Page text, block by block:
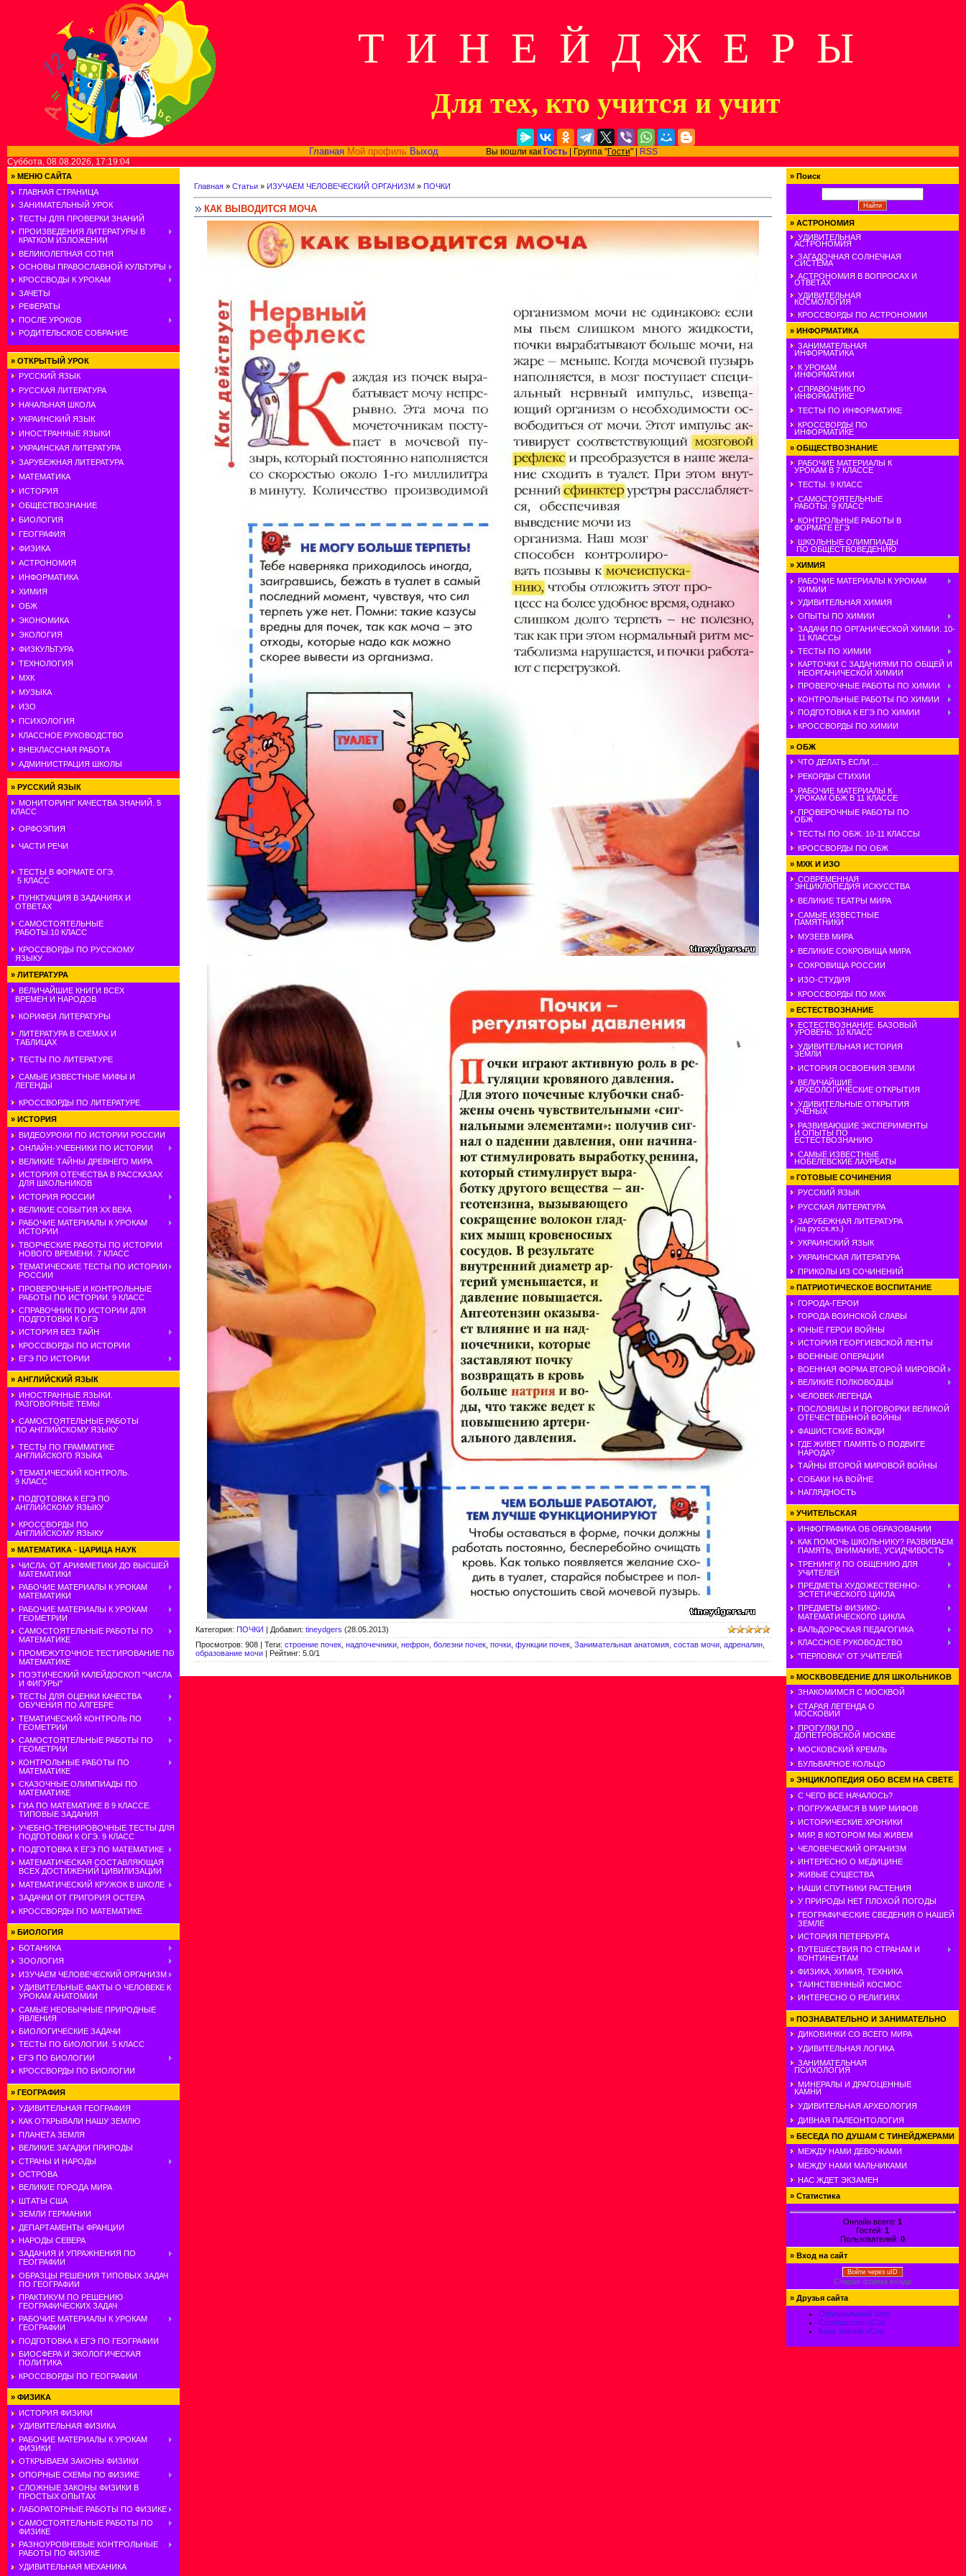
Т И Н Е Й Д Ж Е Р Ы
Для тех, кто учится и учит
Главная Мой профиль ВыходВы вошли как Гость| Группа "Гости" |
RSS
Суббота, 08.08.2026, 17:19:04
» МЕНЮ САЙТА
ГЛАВНАЯ СТРАНИЦА
ЗАНИМАТЕЛЬНЫЙ УРОК
ТЕСТЫ ДЛЯ ПРОВЕРКИ ЗНАНИЙ
ПРОИЗВЕДЕНИЯ ЛИТЕРАТУРЫ В
КРАТКОМ ИЗЛОЖЕНИИ
ВЕЛИКОЛЕПНАЯ СОТНЯ
ОСНОВЫ ПРАВОСЛАВНОЙ КУЛЬТУРЫ
КРОССВОДЫ К УРОКАМ
ЗАЧЕТЫ
РЕФЕРАТЫ
ПОСЛЕ УРОКОВ
РОДИТЕЛЬСКОЕ СОБРАНИЕ
» ОТКРЫТЫЙ УРОК
РУССКИЙ ЯЗЫК
РУССКАЯ ЛИТЕРАТУРА
НАЧАЛЬНАЯ ШКОЛА
УКРАИНСКИЙ ЯЗЫК
ИНОСТРАННЫЕ ЯЗЫКИ
УКРАИНСКАЯ ЛИТЕРАТУРА
ЗАРУБЕЖНАЯ ЛИТЕРАТУРА
МАТЕМАТИКА
ИСТОРИЯ
ОБЩЕСТВОЗНАНИЕ
БИОЛОГИЯ
ГЕОГРАФИЯ
ФИЗИКА
АСТРОНОМИЯ
ИНФОРМАТИКА
ХИМИЯ
ОБЖ
ЭКОНОМИКА
ЭКОЛОГИЯ
ФИЗКУЛЬТУРА
ТЕХНОЛОГИЯ
МХК
МУЗЫКА
ИЗО
ПСИХОЛОГИЯ
КЛАССНОЕ РУКОВОДСТВО
ВНЕКЛАССНАЯ РАБОТА
АДМИНИСТРАЦИЯ ШКОЛЫ
» РУССКИЙ ЯЗЫК
МОНИТОРИНГ КАЧЕСТВА ЗНАНИЙ. 5
КЛАСС
ОРФОЭПИЯ
ЧАСТИ РЕЧИ
ТЕСТЫ В ФОРМАТЕ ОГЭ.
5 КЛАСС
ПУНКТУАЦИЯ В ЗАДАНИЯХ И
ОТВЕТАХ
САМОСТОЯТЕЛЬНЫЕ
РАБОТЫ.10 КЛАСС
КРОССВОРДЫ ПО РУССКОМУ
ЯЗЫКУ
» ЛИТЕРАТУРА
ВЕЛИЧАЙШИЕ КНИГИ ВСЕХ
ВРЕМЕН И НАРОДОВ
КОРИФЕИ ЛИТЕРАТУРЫ
ЛИТЕРАТУРА В СХЕМАХ И
ТАБЛИЦАХ
ТЕСТЫ ПО ЛИТЕРАТУРЕ
САМЫЕ ИЗВЕСТНЫЕ МИФЫ И
ЛЕГЕНДЫ
КРОССВОРДЫ ПО ЛИТЕРАТУРЕ
» ИСТОРИЯ
ВИДЕОУРОКИ ПО ИСТОРИИ РОССИИ
ОНЛАЙН-УЧЕБНИКИ ПО ИСТОРИИ
ВЕЛИКИЕ ТАЙНЫ ДРЕВНЕГО МИРА
ИСТОРИЯ ОТЕЧЕСТВА В РАССКАЗАХ
ДЛЯ ШКОЛЬНИКОВ
ИСТОРИЯ РОССИИ
ВЕЛИКИЕ СОБЫТИЯ ХХ ВЕКА
РАБОЧИЕ МАТЕРИАЛЫ К УРОКАМ
ИСТОРИИ
ТВОРЧЕСКИЕ РАБОТЫ ПО ИСТОРИИ
НОВОГО ВРЕМЕНИ. 7 КЛАСС
ТЕМАТИЧЕСКИЕ ТЕСТЫ ПО ИСТОРИИ
РОССИИ
ПРОВЕРОЧНЫЕ И КОНТРОЛЬНЫЕ
РАБОТЫ ПО ИСТОРИИ. 9 КЛАСС
СПРАВОЧНИК ПО ИСТОРИИ ДЛЯ
ПОДГОТОВКИ К ОГЭ
ИСТОРИЯ БЕЗ ТАЙН
КРОССВОРДЫ ПО ИСТОРИИ
ЕГЭ ПО ИСТОРИИ
» АНГЛИЙСКИЙ ЯЗЫК
ИНОСТРАННЫЕ ЯЗЫКИ.
РАЗГОВОРНЫЕ ТЕМЫ
САМОСТОЯТЕЛЬНЫЕ РАБОТЫ
ПО АНГЛИЙСКОМУ ЯЗЫКУ
ТЕСТЫ ПО ГРАММАТИКЕ
АНГЛИЙСКОГО ЯЗЫКА
ТЕМАТИЧЕСКИЙ КОНТРОЛЬ.
9 КЛАСС
ПОДГОТОВКА К ЕГЭ ПО
АНГЛИЙСКОМУ ЯЗЫКУ
КРОССВОРДЫ ПО
АНГЛИЙСКОМУ ЯЗЫКУ
» МАТЕМАТИКА - ЦАРИЦА НАУК
ЧИСЛА: ОТ АРИФМЕТИКИ ДО ВЫСШЕЙ
МАТЕМАТИКИ
РАБОЧИЕ МАТЕРИАЛЫ К УРОКАМ
МАТЕМАТИКИ
РАБОЧИЕ МАТЕРИАЛЫ К УРОКАМ
ГЕОМЕТРИИ
САМОСТОЯТЕЛЬНЫЕ РАБОТЫ ПО
МАТЕМАТИКЕ
ПРОМЕЖУТОЧНОЕ ТЕСТИРОВАНИЕ ПО
МАТЕМАТИКЕ
ПОЭТИЧЕСКИЙ КАЛЕЙДОСКОП "ЧИСЛА
И ФИГУРЫ"
ТЕСТЫ ДЛЯ ОЦЕНКИ КАЧЕСТВА
ОБУЧЕНИЯ ПО АЛГЕБРЕ
ТЕМАТИЧЕСКИЙ КОНТРОЛЬ ПО
ГЕОМЕТРИИ
САМОСТОЯТЕЛЬНЫЕ РАБОТЫ ПО
ГЕОМЕТРИИ
КОНТРОЛЬНЫЕ РАБОТЫ ПО
МАТЕМАТИКЕ
СКАЗОЧНЫЕ ОЛИМПИАДЫ ПО
МАТЕМАТИКЕ
ГИА ПО МАТЕМАТИКЕ В 9 КЛАССЕ.
ТИПОВЫЕ ЗАДАНИЯ
УЧЕБНО-ТРЕНИРОВОЧНЫЕ ТЕСТЫ ДЛЯ
ПОДГОТОВКИ К ОГЭ. 9 КЛАСС
ПОДГОТОВКА К ЕГЭ ПО МАТЕМАТИКЕ
МАТЕМАТИЧЕСКАЯ СОСТАВЛЯЮЩАЯ
ВСЕХ ДОСТИЖЕНИЙ ЦИВИЛИЗАЦИИ
МАТЕМАТИЧЕСКИЙ КРУЖОК В ШКОЛЕ
ЗАДАЧКИ ОТ ГРИГОРИЯ ОСТЕРА
КРОССВОРДЫ ПО МАТЕМАТИКЕ
» БИОЛОГИЯ
БОТАНИКА
ЗООЛОГИЯ
ИЗУЧАЕМ ЧЕЛОВЕЧЕСКИЙ ОРГАНИЗМ
УДИВИТЕЛЬНЫЕ ФАКТЫ О ЧЕЛОВЕКЕ К
УРОКАМ АНАТОМИИ
САМЫЕ НЕОБЫЧНЫЕ ПРИРОДНЫЕ
ЯВЛЕНИЯ
БИОЛОГИЧЕСКИЕ ЗАДАЧИ
ТЕСТЫ ПО БИОЛОГИИ. 5 КЛАСС
ЕГЭ ПО БИОЛОГИИ
КРОССВОРДЫ ПО БИОЛОГИИ
» ГЕОГРАФИЯ
УДИВИТЕЛЬНАЯ ГЕОГРАФИЯ
КАК ОТКРЫВАЛИ НАШУ ЗЕМЛЮ
ПЛАНЕТА ЗЕМЛЯ
ВЕЛИКИЕ ЗАГАДКИ ПРИРОДЫ
СТРАНЫ И НАРОДЫ
ОСТРОВА
ВЕЛИКИЕ ГОРОДА МИРА
ШТАТЫ США
ЗЕМЛИ ГЕРМАНИИ
ДЕПАРТАМЕНТЫ ФРАНЦИИ
НАРОДЫ СЕВЕРА
ЗАДАНИЯ И УПРАЖНЕНИЯ ПО
ГЕОГРАФИИ
ОБРАЗЦЫ РЕШЕНИЯ ТИПОВЫХ ЗАДАЧ
ПО ГЕОГРАФИИ
ПРАКТИКУМ ПО РЕШЕНИЮ
ГЕОГРАФИЧЕСКИХ ЗАДАЧ
РАБОЧИЕ МАТЕРИАЛЫ К УРОКАМ
ГЕОГРАФИИ
ПОДГОТОВКА К ЕГЭ ПО ГЕОГРАФИИ
БИОСФЕРА И ЭКОЛОГИЧЕСКАЯ
ПОЛИТИКА
КРОССВОРДЫ ПО ГЕОГРАФИИ
» ФИЗИКА
ИСТОРИЯ ФИЗИКИ
УДИВИТЕЛЬНАЯ ФИЗИКА
РАБОЧИЕ МАТЕРИАЛЫ К УРОКАМ
ФИЗИКИ
ОТКРЫВАЕМ ЗАКОНЫ ФИЗИКИ
ОПОРНЫЕ СХЕМЫ ПО ФИЗИКЕ
СЛОЖНЫЕ ЗАКОНЫ ФИЗИКИ В
ПРОСТЫХ ОПЫТАХ
ЛАБОРАТОРНЫЕ РАБОТЫ ПО ФИЗИКЕ
САМОСТОЯТЕЛЬНЫЕ РАБОТЫ ПО
ФИЗИКЕ
РАЗНОУРОВНЕВЫЕ КОНТРОЛЬНЫЕ
РАБОТЫ ПО ФИЗИКЕ
УДИВИТЕЛЬНАЯ МЕХАНИКА
Главная » Статьи » ИЗУЧАЕМ ЧЕЛОВЕЧЕСКИЙ ОРГАНИЗМ » ПОЧКИ
КАК ВЫВОДИТСЯ МОЧА
Категория: ПОЧКИ | Добавил: tineydgers (28.05.2013)
Просмотров: 908 | Теги: строение почек надпочечники нефрон болезни почек почки функции почек Занимательная анатомия состав мочи адреналин
образование мочи | Рейтинг: 5.0/1
» Поиск
» АСТРОНОМИЯ
УДИВИТЕЛЬНАЯ
АСТРОНОМИЯ
ЗАГАДОЧНАЯ СОЛНЕЧНАЯ
СИСТЕМА
АСТРОНОМИЯ В ВОПРОСАХ И
ОТВЕТАХ
УДИВИТЕЛЬНАЯ
КОСМОЛОГИЯ
КРОССВОРДЫ ПО АСТРОНОМИИ
» ИНФОРМАТИКА
ЗАНИМАТЕЛЬНАЯ
ИНФОРМАТИКА
К УРОКАМ
ИНФОРМАТИКИ
СПРАВОЧНИК ПО
ИНФОРМАТИКЕ
ТЕСТЫ ПО ИНФОРМАТИКЕ
КРОССВОРДЫ ПО
ИНФОРМАТИКЕ
» ОБЩЕСТВОЗНАНИЕ
РАБОЧИЕ МАТЕРИАЛЫ К
УРОКАМ В 7 КЛАССЕ
ТЕСТЫ. 9 КЛАСС
САМОСТОЯТЕЛЬНЫЕ
РАБОТЫ. 9 КЛАСС
КОНТРОЛЬНЫЕ РАБОТЫ В
ФОРМАТЕ ЕГЭ
ШКОЛЬНЫЕ ОЛИМПИАДЫ
ПО ОБЩЕСТВОВЕДЕНИЮ
» ХИМИЯ
РАБОЧИЕ МАТЕРИАЛЫ К УРОКАМ
ХИМИИ
УДИВИТЕЛЬНАЯ ХИМИЯ
ОПЫТЫ ПО ХИМИИ
ЗАДАЧИ ПО ОРГАНИЧЕСКОЙ ХИМИИ. 10-
11 КЛАССЫ
ТЕСТЫ ПО ХИМИИ
КАРТОЧКИ С ЗАДАНИЯМИ ПО ОБЩЕЙ И
НЕОРГАНИЧЕСКОЙ ХИМИИ
ПРОВЕРОЧНЫЕ РАБОТЫ ПО ХИМИИ
КОНТРОЛЬНЫЕ РАБОТЫ ПО ХИМИИ
ПОДГОТОВКА К ЕГЭ ПО ХИМИИ
КРОССВОРДЫ ПО ХИМИИ
» ОБЖ
ЧТО ДЕЛАТЬ ЕСЛИ ...
РЕКОРДЫ СТИХИИ
РАБОЧИЕ МАТЕРИАЛЫ К
УРОКАМ ОБЖ В 11 КЛАССЕ
ПРОВЕРОЧНЫЕ РАБОТЫ ПО
ОБЖ
ТЕСТЫ ПО ОБЖ. 10-11 КЛАССЫ
КРОССВОРДЫ ПО ОБЖ
» МХК И ИЗО
СОВРЕМЕННАЯ
ЭНЦИКЛОПЕДИЯ ИСКУССТВА
ВЕЛИКИЕ ТЕАТРЫ МИРА
САМЫЕ ИЗВЕСТНЫЕ
ПАМЯТНИКИ
МУЗЕЕВ МИРА
ВЕЛИКИЕ СОКРОВИЩА МИРА
СОКРОВИЩА РОССИИ
ИЗО-СТУДИЯ
КРОССВОРДЫ ПО МХК
» ЕСТЕСТВОЗНАНИЕ
ЕСТЕСТВОЗНАНИЕ. БАЗОВЫЙ
УРОВЕНЬ. 10 КЛАСС
УДИВИТЕЛЬНАЯ ИСТОРИЯ
ЗЕМЛИ
ИСТОРИЯ ОСВОЕНИЯ ЗЕМЛИ
ВЕЛИЧАЙШИЕ
АРХЕОЛОГИЧЕСКИЕ ОТКРЫТИЯ
УДИВИТЕЛЬНЫЕ ОТКРЫТИЯ
УЧЕНЫХ
РАЗВИВАЮШИЕ ЭКСПЕРИМЕНТЫ
И ОПЫТЫ ПО
ЕСТЕСТВОЗНАНИЮ
САМЫЕ ИЗВЕСТНЫЕ
НОБЕЛЕВСКИЕ ЛАУРЕАТЫ
» ГОТОВЫЕ СОЧИНЕНИЯ
РУССКИЙ ЯЗЫК
РУССКАЯ ЛИТЕРАТУРА
ЗАРУБЕЖНАЯ ЛИТЕРАТУРА
(на русск.яз.)
УКРАИНСКИЙ ЯЗЫК
УКРАИНСКАЯ ЛИТЕРАТУРА
ПРИКОЛЫ ИЗ СОЧИНЕНИЙ
» ПАТРИОТИЧЕСКОЕ ВОСПИТАНИЕ
ГОРОДА-ГЕРОИ
ГОРОДА ВОИНСКОЙ СЛАВЫ
ЮНЫЕ ГЕРОИ ВОЙНЫ
ИСТОРИЯ ГЕОРГИЕВСКОЙ ЛЕНТЫ
ВОЕННЫЕ ОПЕРАЦИИ
ВОЕННАЯ ФОРМА ВТОРОЙ МИРОВОЙ
ВЕЛИКИЕ ПОЛКОВОДЦЫ
ЧЕЛОВЕК-ЛЕГЕНДА
ПОСЛОВИЦЫ И ПОГОВОРКИ ВЕЛИКОЙ
ОТЕЧЕСТВЕННОЙ ВОЙНЫ
ФАШИСТСКИЕ ВОЖДИ
ГДЕ ЖИВЕТ ПАМЯТЬ О ПОДВИГЕ
НАРОДА?
ТАЙНЫ ВТОРОЙ МИРОВОЙ ВОЙНЫ
СОБАКИ НА ВОЙНЕ
НАГЛЯДНОСТЬ
» УЧИТЕЛЬСКАЯ
ИНФОГРАФИКА ОБ ОБРАЗОВАНИИ
КАК ПОМОЧЬ ШКОЛЬНИКУ? РАЗВИВАЕМ
ПАМЯТЬ, ВНИМАНИЕ, УСИДЧИВОСТЬ
ТРЕНИНГИ ПО ОБЩЕНИЮ ДЛЯ
УЧИТЕЛЕЙ
ПРЕДМЕТЫ ХУДОЖЕСТВЕННО-
ЭСТЕТИЧЕСКОГО ЦИКЛА
ПРЕДМЕТЫ ФИЗИКО-
МАТЕМАТИЧЕСКОГО ЦИКЛА
ВАЛЬДОРФСКАЯ ПЕДАГОГИКА
КЛАССНОЕ РУКОВОДСТВО
"ПЕРЛОВКА" ОТ УЧИТЕЛЕЙ
» МОСКВОВЕДЕНИЕ ДЛЯ ШКОЛЬНИКОВ
ЗНАКОМИМСЯ С МОСКВОЙ
СТАРАЯ ЛЕГЕНДА О
МОСКОВИИ
ПРОГУЛКИ ПО
ДОПЕТРОВСКОЙ МОСКВЕ
МОСКОВСКИЙ КРЕМЛЬ
БУЛЬВАРНОЕ КОЛЬЦО
» ЭНЦИКЛОПЕДИЯ ОБО ВСЕМ НА СВЕТЕ
С ЧЕГО ВСЕ НАЧАЛОСЬ?
ПОГРУЖАЕМСЯ В МИР МИФОВ
ИСТОРИЧЕСКИЕ ХРОНИКИ
МИР, В КОТОРОМ МЫ ЖИВЕМ
ЧЕЛОВЕЧЕСКИЙ ОРГАНИЗМ
ИНТЕРЕСНО О МЕДИЦИНЕ
ЖИВЫЕ СУЩЕСТВА
НАШИ СПУТНИКИ РАСТЕНИЯ
У ПРИРОДЫ НЕТ ПЛОХОЙ ПОГОДЫ
ГЕОГРАФИЧЕСКИЕ СВЕДЕНИЯ О НАШЕЙ
ЗЕМЛЕ
ИСТОРИЯ ПЕТЕРБУРГА
ПУТЕШЕСТВИЯ ПО СТРАНАМ И
КОНТИНЕНТАМ
ФИЗИКА, ХИМИЯ, ТЕХНИКА
ТАИНСТВЕННЫЙ КОСМОС
ИНТЕРЕСНО О РЕЛИГИЯХ
» ПОЗНАВАТЕЛЬНО И ЗАНИМАТЕЛЬНО
ДИКОВИНКИ СО ВСЕГО МИРА
УДИВИТЕЛЬНАЯ ЛОГИКА
ЗАНИМАТЕЛЬНАЯ
ПСИХОЛОГИЯ
МИНЕРАЛЫ И ДРАГОЦЕННЫЕ
КАМНИ
УДИВИТЕЛЬНАЯ АРХЕОЛОГИЯ
ДИВНАЯ ПАЛЕОНТОЛОГИЯ
» БЕСЕДА ПО ДУШАМ С ТИНЕЙДЖЕРАМИ
МЕЖДУ НАМИ ДЕВОЧКАМИ
МЕЖДУ НАМИ МАЛЬЧИКАМИ
НАС ЖДЕТ ЭКЗАМЕН
» Статистика
Онлайн всего: 1
Гостей: 1
Пользователей: 0
» Вход на сайт
Войти через uID
Старая форма входа
» Друзья сайта
Официальный блог
Сообщество uCoz
База знаний uCoz